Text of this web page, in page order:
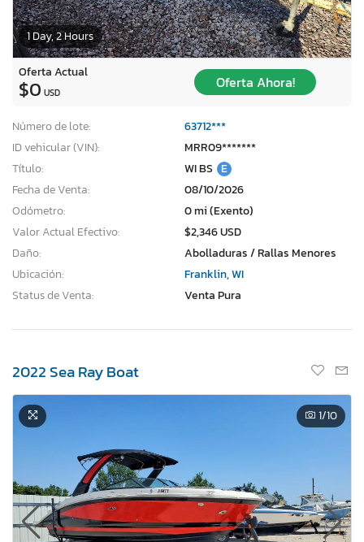
1 Day, 2 Hours
Oferta Actual
$0 USD
Oferta Ahora!
Número de lote:
63712***
ID vehicular (VIN):
MRR09*******
Título:
WI BS E
Fecha de Venta:
08/10/2026
Odómetro:
0 mi (Exento)
Valor Actual Efectivo:
$2,346 USD
Daño:
Abolladuras / Rallas Menores
Ubicación:
Franklin, WI
Status de Venta:
Venta Pura
2022 Sea Ray Boat
1/10